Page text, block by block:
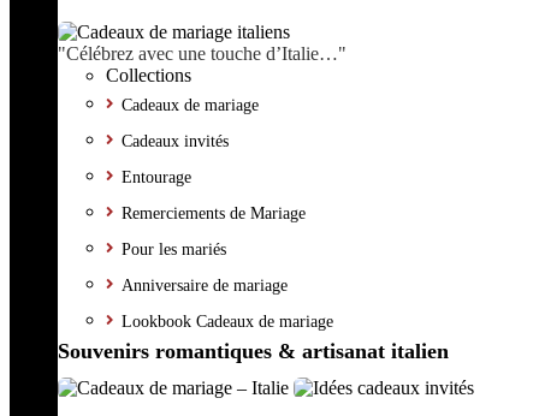
"Célébrez avec une touche d’Italie…"
Collections
Cadeaux de mariage
Cadeaux invités
Entourage
Remerciements de Mariage
Pour les mariés
Anniversaire de mariage
Lookbook Cadeaux de mariage
Souvenirs romantiques & artisanat italien